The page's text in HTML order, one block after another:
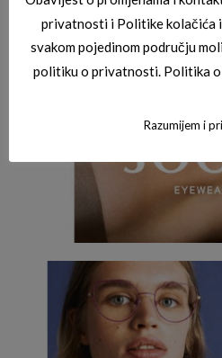
privatnosti i Politike kolačića
svakom pojedinom području
politiku o privatnosti. Politika
Razumijem i